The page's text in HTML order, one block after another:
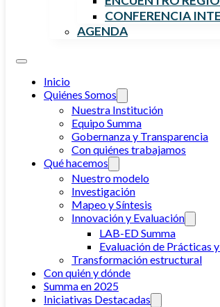
CONFERENCIA
AGENDA
Inicio
Quiénes Somos
Nuestra Institución
Equipo Summa
Gobernanza y Transparencia
Con quiénes trabajamos
Qué hacemos
Nuestro modelo
Investigación
Mapeo y Síntesis
Innovación y Evaluación
LAB-ED Summa
Evaluación de Prácticas
Transformación estructural
Con quién y dónde
Summa en 2025
Iniciativas Destacadas